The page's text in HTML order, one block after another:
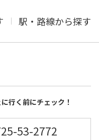
駅・路線から探す
行く前にチェック！
53-2772